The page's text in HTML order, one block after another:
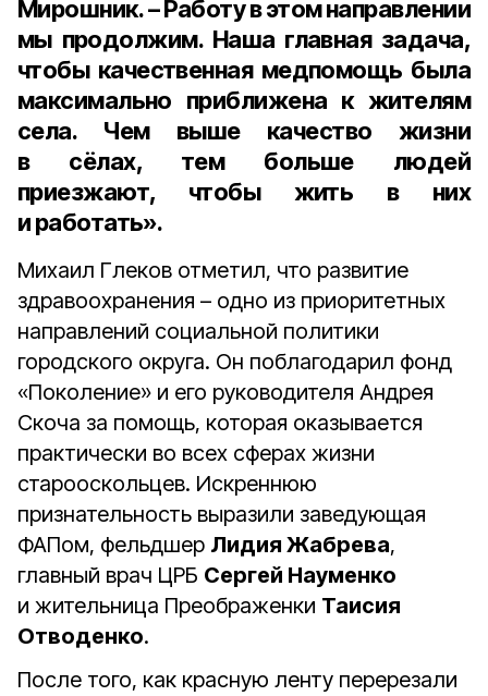
Мирошник. – Работу в этом направлении
мы продолжим. Наша главная задача,
чтобы качественная медпомощь была
максимально приближена к жителям
села. Чем выше качество жизни
в сёлах, тем больше людей
приезжают, чтобы жить в них
и работать».
Михаил Глеков отметил, что развитие
здравоохранения – одно из приоритетных
направлений социальной политики
городского округа. Он поблагодарил фонд
«Поколение» и его руководителя Андрея
Скоча за помощь, которая оказывается
практически во всех сферах жизни
старооскольцев. Искреннюю
признательность выразили заведующая
ФАПом, фельдшер Лидия Жабрева,
главный врач ЦРБ Сергей Науменко
и жительница Преображенки Таисия
Отводенко.
После того, как красную ленту перерезали